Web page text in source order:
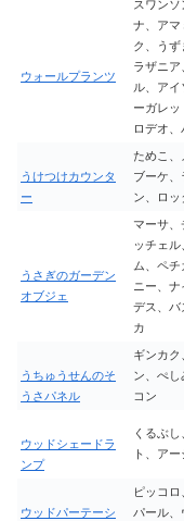
ウォールプランツ
スワン
ナ、アマ
ク、うず
ラザニ
ル、ア
ーガレッ
ロデオ
うけつけカウンタ
ー
ためこ、
ブーケ
ン、ロ
うさぎのガーデン
オブジェ
マーサ、
ッチェ
ム、ペ
ニー、
デス、バ
カ
うちゅうせんのそ
うさパネル
ギンカ
ン、ぺ
コン
ウッドシェードラ
ンプ
くるぶ
ト、ア
ウッドパーテーシ
ピッコ
パール、